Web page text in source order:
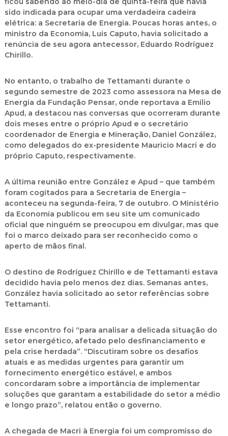
sido indicada para ocupar uma verdadeira cadeira
elétrica: a Secretaria de Energia. Poucas horas antes, o
ministro da Economia, Luis Caputo, havia solicitado a
renúncia de seu agora antecessor, Eduardo Rodríguez
Chirillo.
No entanto, o trabalho de Tettamanti durante o
segundo semestre de 2023 como assessora na Mesa de
Energia da Fundação Pensar, onde reportava a Emilio
Apud, a destacou nas conversas que ocorreram durante
dois meses entre o próprio Apud e o secretário
coordenador de Energia e Mineração, Daniel González,
como delegados do ex-presidente Mauricio Macri e do
próprio Caputo, respectivamente.
A última reunião entre González e Apud – que também
foram cogitados para a Secretaria de Energia –
aconteceu na segunda-feira, 7 de outubro. O Ministério
da Economia publicou em seu site um comunicado
oficial que ninguém se preocupou em divulgar, mas que
foi o marco deixado para ser reconhecido como o
aperto de mãos final.
O destino de Rodríguez Chirillo e de Tettamanti estava
decidido havia pelo menos dez dias. Semanas antes,
González havia solicitado ao setor referências sobre
Tettamanti.
Esse encontro foi “para analisar a delicada situação do
setor energético, afetado pelo desfinanciamento e
pela crise herdada”. “Discutiram sobre os desafios
atuais e as medidas urgentes para garantir um
fornecimento energético estável, e ambos
concordaram sobre a importância de implementar
soluções que garantam a estabilidade do setor a médio
e longo prazo”, relatou então o governo.
A chegada de Macri à Energia foi um compromisso do